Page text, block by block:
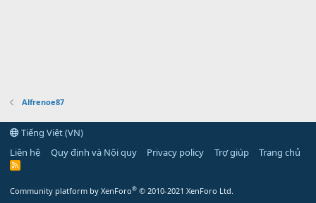
Alfrenoe87
Tiếng Việt (VN)
Liên hệ
Quy định và Nội quy Privacy policy Trợ giúp Trang chủ
R
Community platform by XenForo® © 2010-2021 XenForo Ltd.